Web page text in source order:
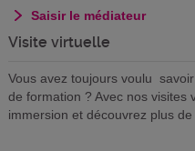
Saisir le médiateur
Visite virtuelle
Vous avez toujours voulu
de formation ? Avec nos visites
immersion et découvrez plus